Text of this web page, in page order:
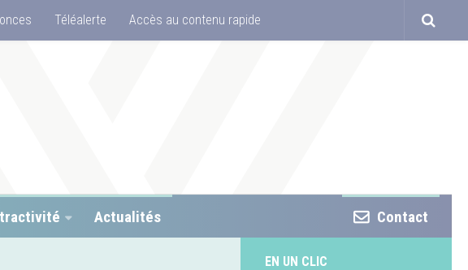
Téléalerte Accès au contenu rapide
Actualités Contact
EN UN CLIC